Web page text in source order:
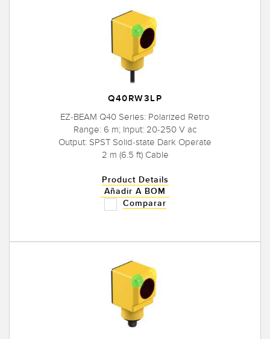
Q40RW3LP
EZ-BEAM Q40 Series: Polarized Retro
Range: 6 m; Input: 20-250 V ac
Output: SPST Solid-state Dark Operate
2 m (6.5 ft) Cable
Product Details
Añadir A BOM
Comparar